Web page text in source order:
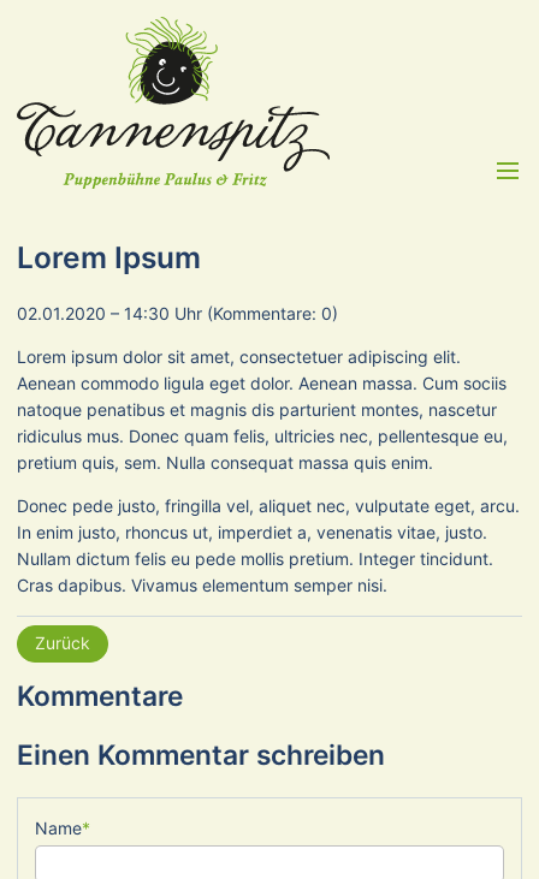
Menü
Lorem Ipsum
02.01.2020 – 14:30 Uhr (Kommentare: 0)
Lorem ipsum dolor sit amet, consectetuer adipiscing elit.
Aenean commodo ligula eget dolor. Aenean massa. Cum sociis
natoque penatibus et magnis dis parturient montes, nascetur
ridiculus mus. Donec quam felis, ultricies nec, pellentesque eu,
pretium quis, sem. Nulla consequat massa quis enim.
Donec pede justo, fringilla vel, aliquet nec, vulputate eget, arcu.
In enim justo, rhoncus ut, imperdiet a, venenatis vitae, justo.
Nullam dictum felis eu pede mollis pretium. Integer tincidunt.
Cras dapibus. Vivamus elementum semper nisi.
Zurück
Kommentare
Einen Kommentar schreiben
Pflichtfeld
Name*